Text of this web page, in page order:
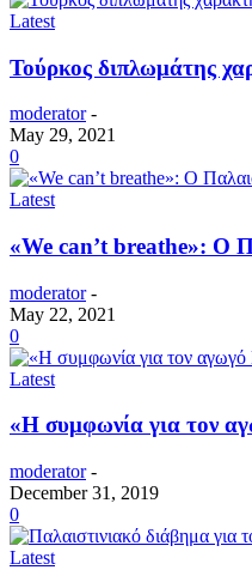
Latest
Τούρκος διπλωμάτης
moderator -
May 29, 2021
0
Latest
«We can’t breathe»: Ο
moderator -
May 22, 2021
0
Latest
«Η συμφωνία για τον
moderator -
December 31, 2019
0
Latest